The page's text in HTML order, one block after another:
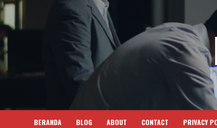
Skip
content
BERANDA BLOG ABOUT CONTACT PRIVACY